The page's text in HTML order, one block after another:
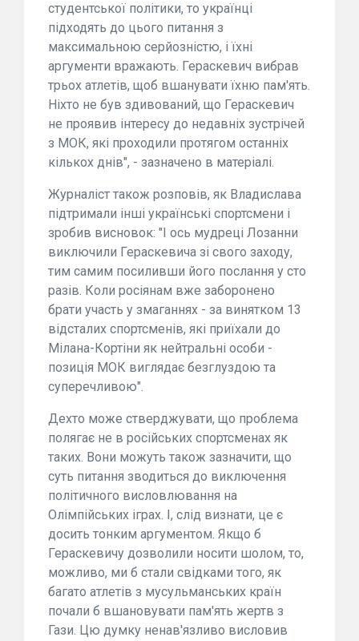
студентської політики, то українці
підходять до цього питання з
максимальною серйозністю, і їхні
аргументи вражають. Гераскевич вибрав
трьох атлетів, щоб вшанувати їхню пам'ять.
Ніхто не був здивований, що Гераскевич
не проявив інтересу до недавніх зустрічей
з МОК, які проходили протягом останніх
кількох днів", - зазначено в матеріалі.
Журналіст також розповів, як Владислава
підтримали інші українські спортсмени і
зробив висновок: "І ось мудреці Лозанни
виключили Гераскевича зі свого заходу,
тим самим посиливши його послання у сто
разів. Коли росіянам вже заборонено
брати участь у змаганнях - за винятком 13
відсталих спортсменів, які приїхали до
Мілана-Кортіни як нейтральні особи -
позиція МОК виглядає безглуздою та
суперечливою".
Дехто може стверджувати, що проблема
полягає не в російських спортсменах як
таких. Вони можуть також зазначити, що
суть питання зводиться до виключення
політичного висловлювання на
Олімпійських іграх. І, слід визнати, це є
досить тонким аргументом. Якщо б
Гераскевичу дозволили носити шолом, то,
можливо, ми б стали свідками того, як
багато атлетів з мусульманських країн
почали б вшановувати пам'ять жертв з
Гази. Цю думку ненав'язливо висловив